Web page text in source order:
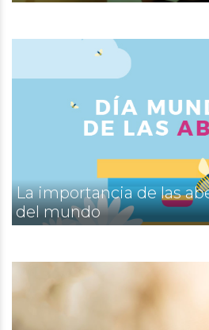
La importancia de las
del mundo